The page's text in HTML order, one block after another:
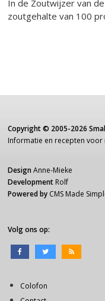
In de Zoutwijzer van
zoutgehalte van 100
Copyright © 2005-2026
Informatie en recepten voor
Design Anne-Mieke
Development Rolf
Powered by CMS Made
Volg ons op:
Colofon